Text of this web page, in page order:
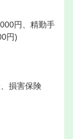
円、精勤手
円)
損害保険